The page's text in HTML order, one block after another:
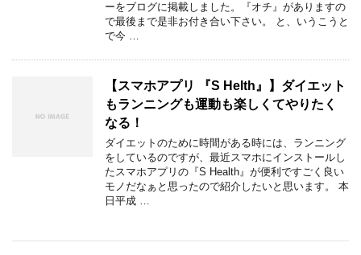
ーをブログに掲載しました。『オチ』がありますの
で最後まで是非お付き合い下さい。 と、いうこうと
で今 …
【スマホアプリ 『S Helth』】ダイエット
もランニングも運動も楽しくてやりたく
なる！
ダイエットのために時間がある時には、ランニング
をしているのですが、最近スマホにインストールし
たスマホアプリの『S Health』が便利ですごく良い
モノだなぁと思ったので紹介したいと思います。 本
日平成 …